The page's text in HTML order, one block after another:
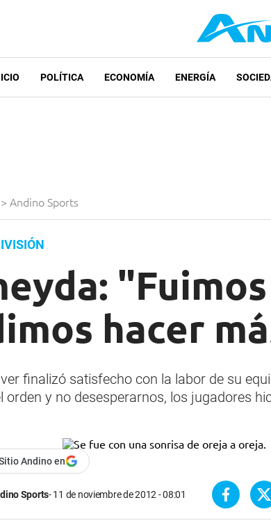
POLÍTICA ECONOMÍA ENERGÍA
> Andino Sports
hacer
finalizó satisfecho con la labor de su
orden y no desesperarnos, los jugadores
Andino en
Sports 11 de noviembre de 2012 - 08:01